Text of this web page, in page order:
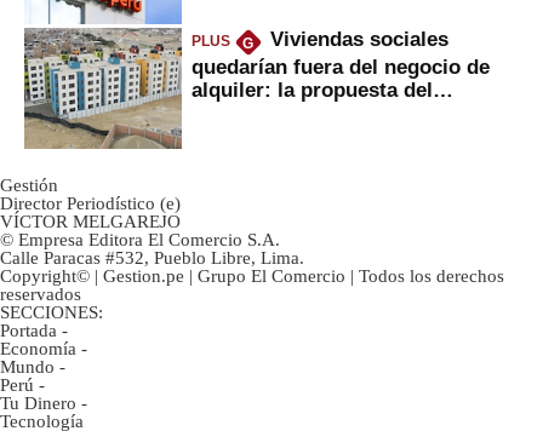
PLUS G
Viviendas sociales
quedarían fuera del negocio de
alquiler: la propuesta del
Gestión
Director Periodístico (e)
VÍCTOR MELGAREJO
© Empresa Editora El Comercio S.A.
Calle Paracas #532, Pueblo Libre, Lima.
Copyright© | Gestion.pe | Grupo El Comercio | Todos los derechos
reservados
SECCIONES:
Portada -
Economía -
Mundo -
Perú -
Tu Dinero -
Tecnología